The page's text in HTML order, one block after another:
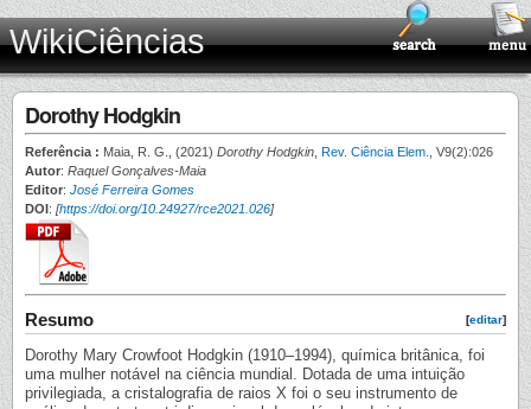
WikiCiências
Dorothy Hodgkin
Referência : Maia, R. G., (2021) Dorothy Hodgkin Rev. Ciência Elem.
, V9(2):026
Autor: Raquel Gonçalves-Maia
Editor: José Ferreira Gomes
DOI: [https://doi.org/10.24927/rce2021.026]
[editar]
Resumo
Dorothy Mary Crowfoot Hodgkin (1910–1994), química britânica, foi
uma mulher notável na ciência mundial. Dotada de uma intuição
privilegiada, a cristalografia de raios X foi o seu instrumento de